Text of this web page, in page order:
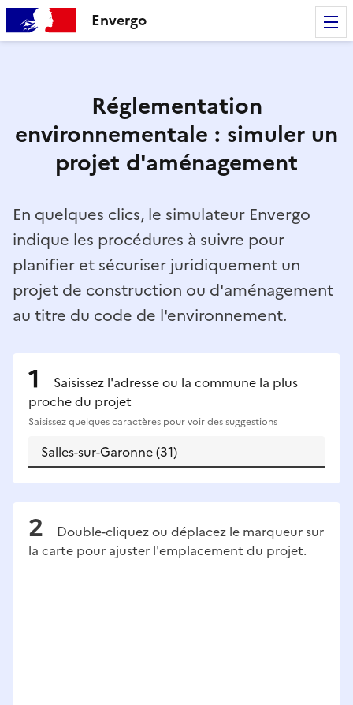
Envergo
Réglementation
environnementale : simuler un
projet d'aménagement
En quelques clics, le simulateur Envergo
indique les procédures à suivre pour
planifier et sécuriser juridiquement un
projet de construction ou d'aménagement
au titre du code de l'environnement.
Saisissez l'adresse ou la commune la plus
proche du projet
Saisissez quelques caractères pour voir des suggestions
Double-cliquez ou déplacez le marqueur sur
la carte pour ajuster l'emplacement du projet.